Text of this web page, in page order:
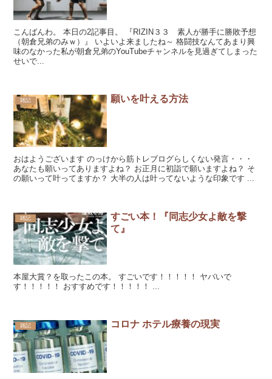
こんばんわ。 本日の2記事目。 『RIZIN３３ 素人が勝手に勝敗予想
（朝倉兄弟のみｗ）』 いよいよ来ましたね～ 格闘技なんてあまり興
味のなかった私が朝倉兄弟のYouTubeチャンネルを見過ぎてしまった
せいで...
雑記 願いを叶える方法
おはようございます のっけから筋トレブログらしくない発言・・・
あなたも願いってありますよね？ お正月に初詣で願いますよね？ そ
の願いって叶ってますか？ 大半の人は叶ってないような印象です ...
雑記
すごい本！『同志少女よ敵を撃
て』
本屋大賞？を取ったこの本。 すごいです！！！！！ ヤバいで
す！！！！！ おすすめです！！！！！ ...
雑記 コロナ ホテル療養の現実